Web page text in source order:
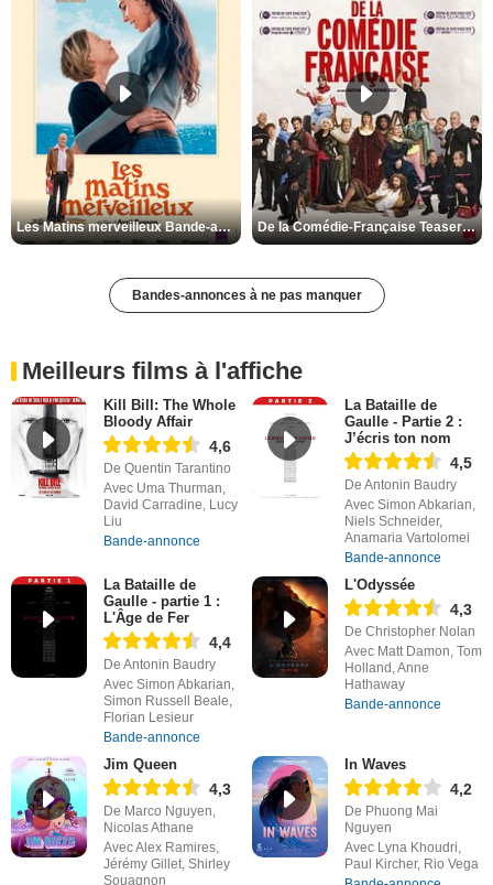
Les Matins merveilleux Bande-annonce VF De la Comédie-Française Teaser VF
Bandes-annonces à ne pas manquer
Meilleurs films à l'affiche
Kill Bill: The Whole
Bloody Affair
4,6
De Quentin Tarantino
Avec Uma Thurman,
David Carradine, Lucy
Liu
Bande-annonce
La Bataille de
Gaulle - Partie 2 :
J’écris ton nom
4,5
De Antonin Baudry
Avec Simon Abkarian,
Niels Schneider,
Anamaria Vartolomei
Bande-annonce
La Bataille de
Gaulle - partie 1 :
L'Âge de Fer
4,4
De Antonin Baudry
Avec Simon Abkarian,
Simon Russell Beale,
Florian Lesieur
Bande-annonce
L'Odyssée
4,3
De Christopher Nolan
Avec Matt Damon, Tom
Holland, Anne
Hathaway
Bande-annonce
Jim Queen
4,3
De Marco Nguyen,
Nicolas Athane
Avec Alex Ramires,
Jérémy Gillet, Shirley
Souagnon
In Waves
4,2
De Phuong Mai
Nguyen
Avec Lyna Khoudri,
Paul Kircher, Rio Vega